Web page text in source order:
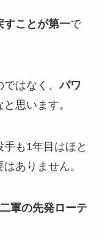
すことが第一で
ではなく、パワ
思います。
も1年目はほと
ありません。
軍の先発ローテ